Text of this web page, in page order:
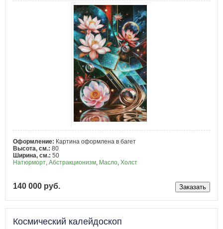
Личный кабинет
Оформление: Картина оформлена в багет
Высота, см.: 80
Ширина, см.: 50
Натюрморт, Абстракционизм, Масло, Холст
140 000 руб.
Космический калейдоскоп